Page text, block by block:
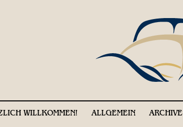
WILLKOMMEN! ALLGEMEIN ARCHIVE